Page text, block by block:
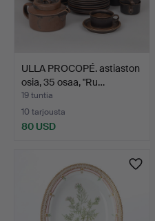
ULLA PROCOPÉ. astiaston
osia, 35 osaa, "Ru…
19 tuntia
10 tarjousta
80 USD